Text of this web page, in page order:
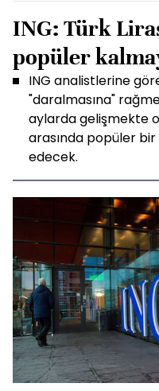
ING: Türk
popüler
ING analistlerine
"daralmasına"
aylarda gelişmekte
arasında popüler
edecek.